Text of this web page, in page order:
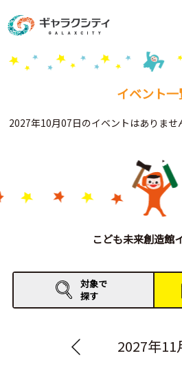
施設案内
こども
西新井
Gがくえん
お知らせ
イベントレポート
イベント一
2027年10月07日のイベントはありませ
こども未来創造館
対象で
探す
2027年11